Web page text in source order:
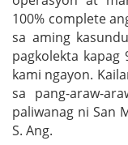
100% complete
sa aming
pagkolekta kapag
kami ngayon.
sa pang-araw-
paliwanag ni San
S. Ang.